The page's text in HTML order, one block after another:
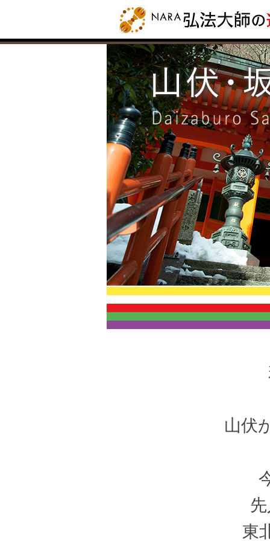
NARA 弘法大師
PROJECT
山伏
東